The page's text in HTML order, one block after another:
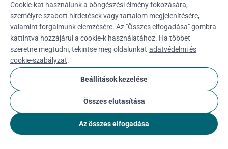
0%
Adja Meg Az Egyéni Tippet
Tovább
Cookie-kat használunk a böngészési élmény fokozására,
személyre szabott hirdetések vagy tartalom megjelenítésére,
valamint forgalmunk elemzésére. Az "Összes elfogadása" gombra
kattintva hozzájárul a cookie-k használatához. Ha többet
szeretne megtudni, tekintse meg oldalunkat adatvédelmi és
cookie-szabályzat.
Beállítások kezelése
Összes elutasítása
Az összes elfogadása